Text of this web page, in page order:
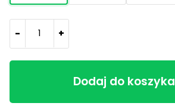
- +
Dodaj do koszyka